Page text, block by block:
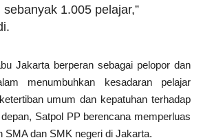
1.005 pelajar,”
Jakarta berperan sebagai pelopor dan
menumbuhkan kesadaran pelajar
umum dan kepatuhan terhadap
Satpol PP berencana memperluas
SMA dan SMK negeri di Jakarta.